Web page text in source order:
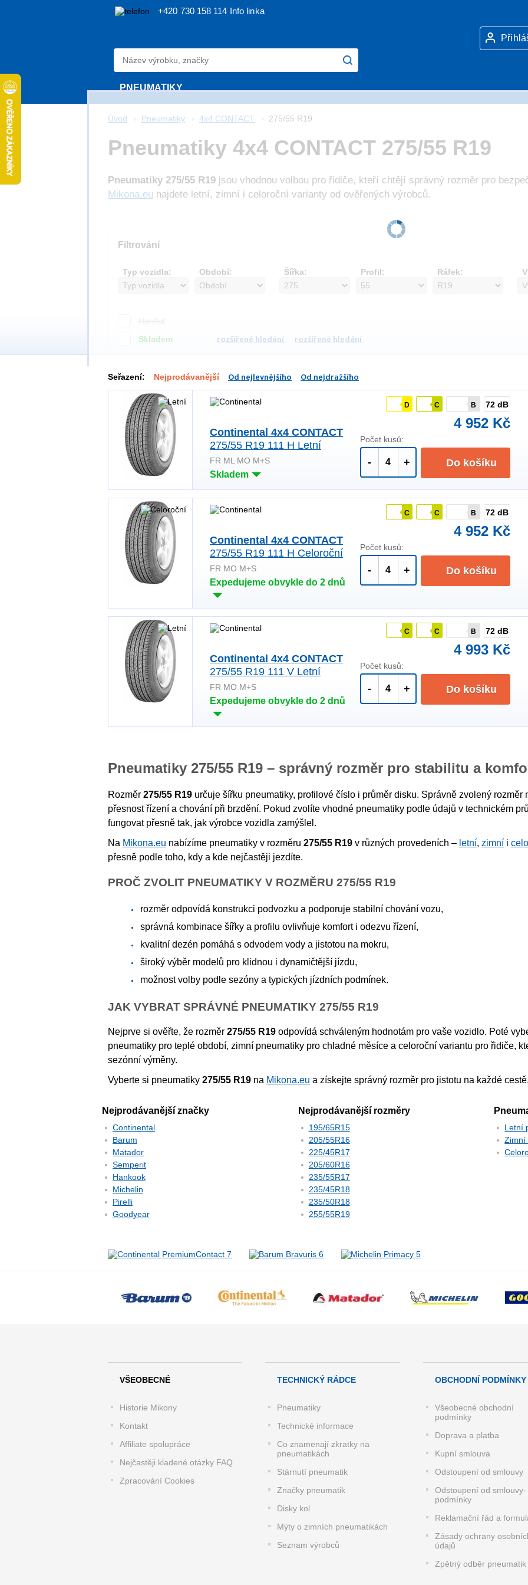
+420 730 158 114 Info linka
PNEUMATIKY
Úvod Pneumatiky 4x4 CONTACT 275/55 R19
Pneumatiky 4x4 CONTACT 275/55 R19
Pneumatiky 275/55 R19 jsou vhodnou volbou pro řidiče, kteří chtějí správný rozměr pro
Mikona.eu najdete letní, zimní i celoroční varianty od ověřených výrobců.
Filtrování
Typ vozidla: Období: Šířka: Profil: Ráfek:
Skladem
rozšířené hledání rozšířené hledání
Seřazení: Nejprodávanější Od nejlevnějšího Od nejdražšího
Continental 4x4 CONTACT
275/55 R19 111 H Letní
FR ML MO M+S
Skladem
D C B 72 dB
4 952 Kč
Počet kusů:
- + Do košíku
Continental 4x4 CONTACT
275/55 R19 111 H Celoroční
FR MO M+S
Expedujeme obvykle do 2 dnů
C C B 72 dB
4 952 Kč
Počet kusů:
- + Do košíku
Continental 4x4 CONTACT
275/55 R19 111 V Letní
FR MO M+S
Expedujeme obvykle do 2 dnů
C C B 72 dB
4 993 Kč
Počet kusů:
- + Do košíku
Pneumatiky 275/55 R19 – správný rozměr pro stabilitu a
Rozměr 275/55 R19 určuje šířku pneumatiky, profilové číslo i průměr disku. Správně zvolený rozměr
přesnost řízení a chování při brzdění. Pokud zvolíte vhodné pneumatiky podle údajů v technickém
fungovat přesně tak, jak výrobce vozidla zamýšlel.
Na Mikona.eu nabízíme pneumatiky v rozměru 275/55 R19 v různých provedeních – letní, zimní i
přesně podle toho, kdy a kde nejčastěji jezdíte.
PROČ ZVOLIT PNEUMATIKY V ROZMĚRU 275/55 R19
rozměr odpovídá konstrukci podvozku a podporuje stabilní chování vozu,
správná kombinace šířky a profilu ovlivňuje komfort i odezvu řízení,
kvalitní dezén pomáhá s odvodem vody a jistotou na mokru,
široký výběr modelů pro klidnou i dynamičtější jízdu,
možnost volby podle sezóny a typických jízdních podmínek.
JAK VYBRAT SPRÁVNÉ PNEUMATIKY 275/55 R19
Nejprve si ověřte, že rozměr 275/55 R19 odpovídá schváleným hodnotám pro vaše vozidlo. Poté
pneumatiky pro teplé období, zimní pneumatiky pro chladné měsíce a celoroční variantu pro řidiče,
sezónní výměny.
Vyberte si pneumatiky 275/55 R19 na Mikona.eu a získejte správný rozměr pro jistotu na každé
Nejprodávanější značky
Continental
Barum
Matador
Semperit
Hankook
Michelin
Pirelli
Goodyear
Nejprodávanější rozměry
195/65R15
205/55R16
225/45R17
205/60R16
235/55R17
235/45R18
235/50R18
255/55R19
Letní
Zimní
VŠEOBECNÉ
Historie Mikony
Kontakt
Affiliate spolupráce
Nejčastěji kladené otázky FAQ
Zpracování Cookies
TECHNICKÝ RÁDCE
Pneumatiky
Technické informace
Co znamenají zkratky na
pneumatikách
Stárnutí pneumatik
Značky pneumatik
Disky kol
Mýty o zimních pneumatikách
Seznam výrobců
OBCHODNÍ PODMÍNKY
Všeobecné obchodní
podmínky
Doprava a platba
Kupní smlouva
Odstoupení od smlouvy
Odstoupení od smlouvy-
podmínky
Reklamační řád a
Zásady ochrany
údajů
Zpětný odběr pneumatik